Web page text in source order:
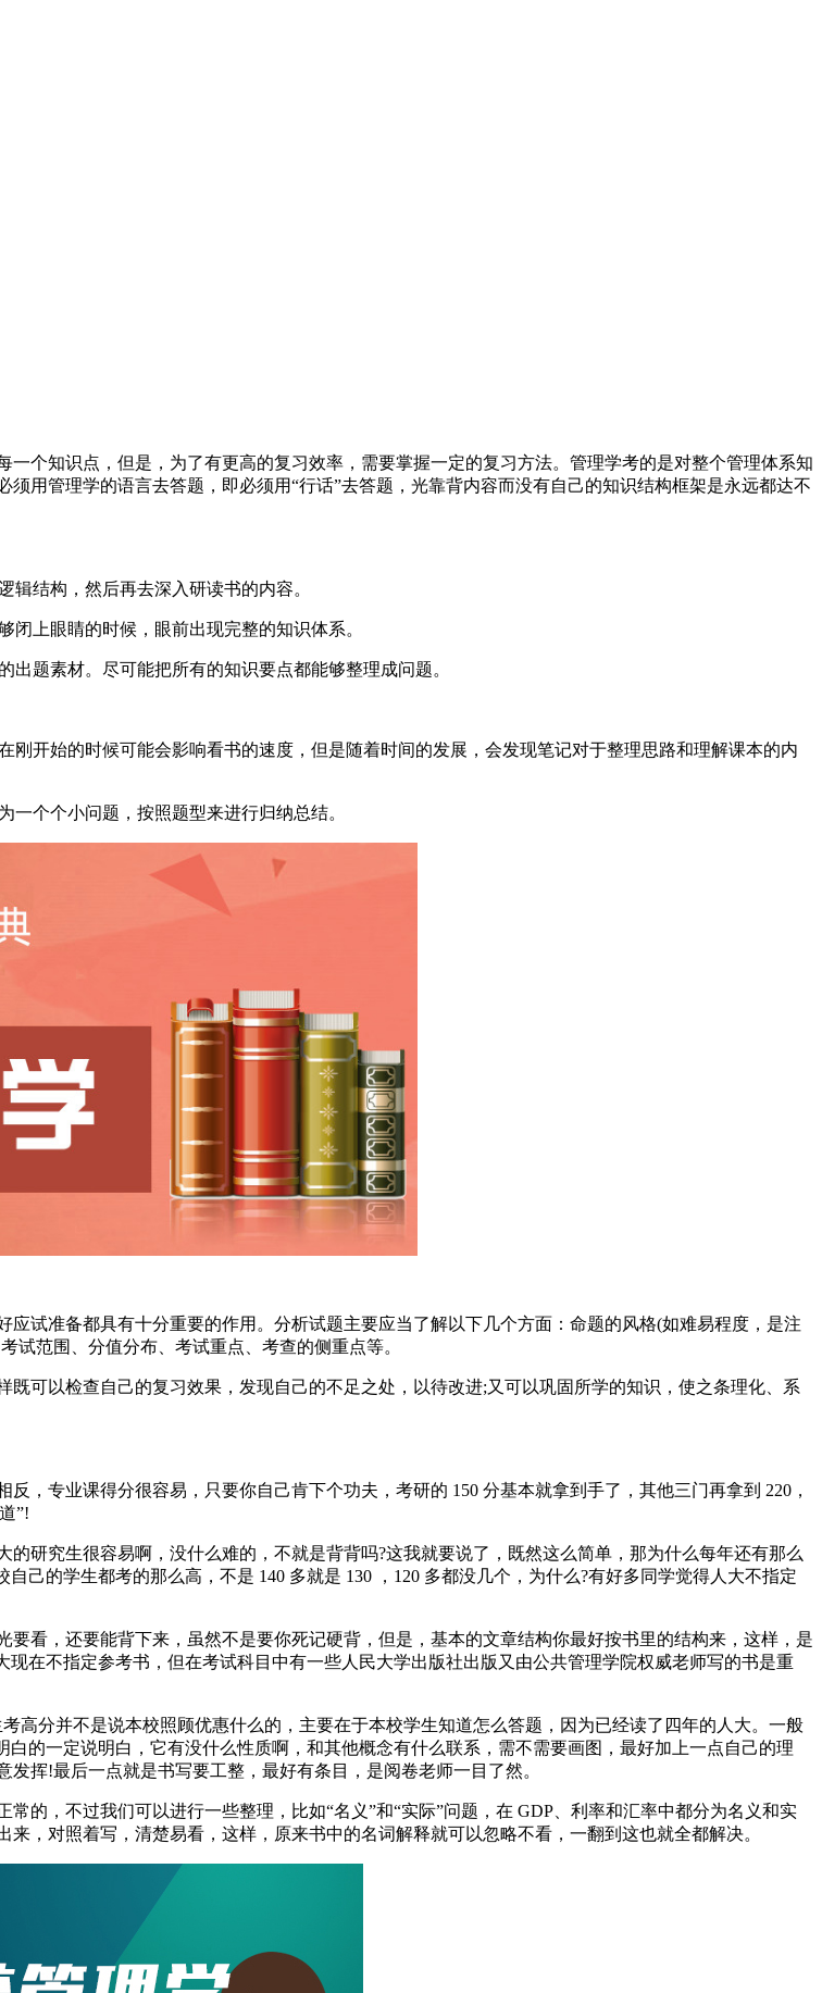
个知识点，但是，为了有更高的复习效率，需要掌握一定的复习方法。管理学考的是对整个管理体系知
用管理学的语言去答题，即必须用“行话”去答题，光靠背内容而没有自己的知识结构框架是永远都达不
结构，然后再去深入研读书的内容。
上眼睛的时候，眼前出现完整的知识体系。
题素材。尽可能把所有的知识要点都能够整理成问题。
开始的时候可能会影响看书的速度，但是随着时间的发展，会发现笔记对于整理思路和理解课本的内
个个小问题，按照题型来进行归纳总结。
试准备都具有十分重要的作用。分析试题主要应当了解以下几个方面：命题的风格(如难易程度，是注
试范围、分值分布、考试重点、考查的侧重点等。
可以检查自己的复习效果，发现自己的不足之处，以待改进;又可以巩固所学的知识，使之条理化、系
，专业课得分很容易，只要你自己肯下个功夫，考研的 150 分基本就拿到手了，其他三门再拿到 220，
”!
研究生很容易啊，没什么难的，不就是背背吗?这我就要说了，既然这么简单，那为什么每年还有那么
己的学生都考的那么高，不是 140 多就是 130 ，120 多都没几个，为什么?有好多同学觉得人大不指定
看，还要能背下来，虽然不是要你死记硬背，但是，基本的文章结构你最好按书里的结构来，这样，是
在不指定参考书，但在考试科目中有一些人民大学出版社出版又由公共管理学院权威老师写的书是重
高分并不是说本校照顾优惠什么的，主要在于本校学生知道怎么答题，因为已经读了四年的人大。一般
的一定说明白，它有没什么性质啊，和其他概念有什么联系，需不需要画图，最好加上一点自己的理
挥!最后一点就是书写要工整，最好有条目，是阅卷老师一目了然。
的，不过我们可以进行一些整理，比如“名义”和“实际”问题，在 GDP、利率和汇率中都分为名义和实
，对照着写，清楚易看，这样，原来书中的名词解释就可以忽略不看，一翻到这也就全都解决。